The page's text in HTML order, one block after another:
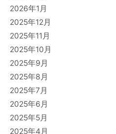
2026年1月
2025年12月
2025年11月
2025年10月
2025年9月
2025年8月
2025年7月
2025年6月
2025年5月
2025年4月